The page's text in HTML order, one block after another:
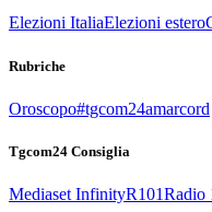
Elezioni ItaliaElezioni estero
Rubriche
Oroscopo#tgcom24amarcord
Tgcom24 Consiglia
Mediaset InfinityR101Radio